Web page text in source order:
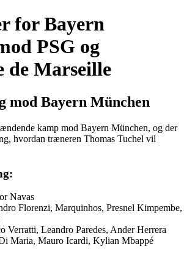
for Bayern
PSG og
de Marseille
mod Bayern München
kamp mod Bayern München, og der
hvordan træneren Thomas Tuchel vil
Navas
Florenzi, Marquinhos, Presnel Kimpembe,
Verratti, Leandro Paredes, Ander Herrera
Maria, Mauro Icardi, Kylian Mbappé